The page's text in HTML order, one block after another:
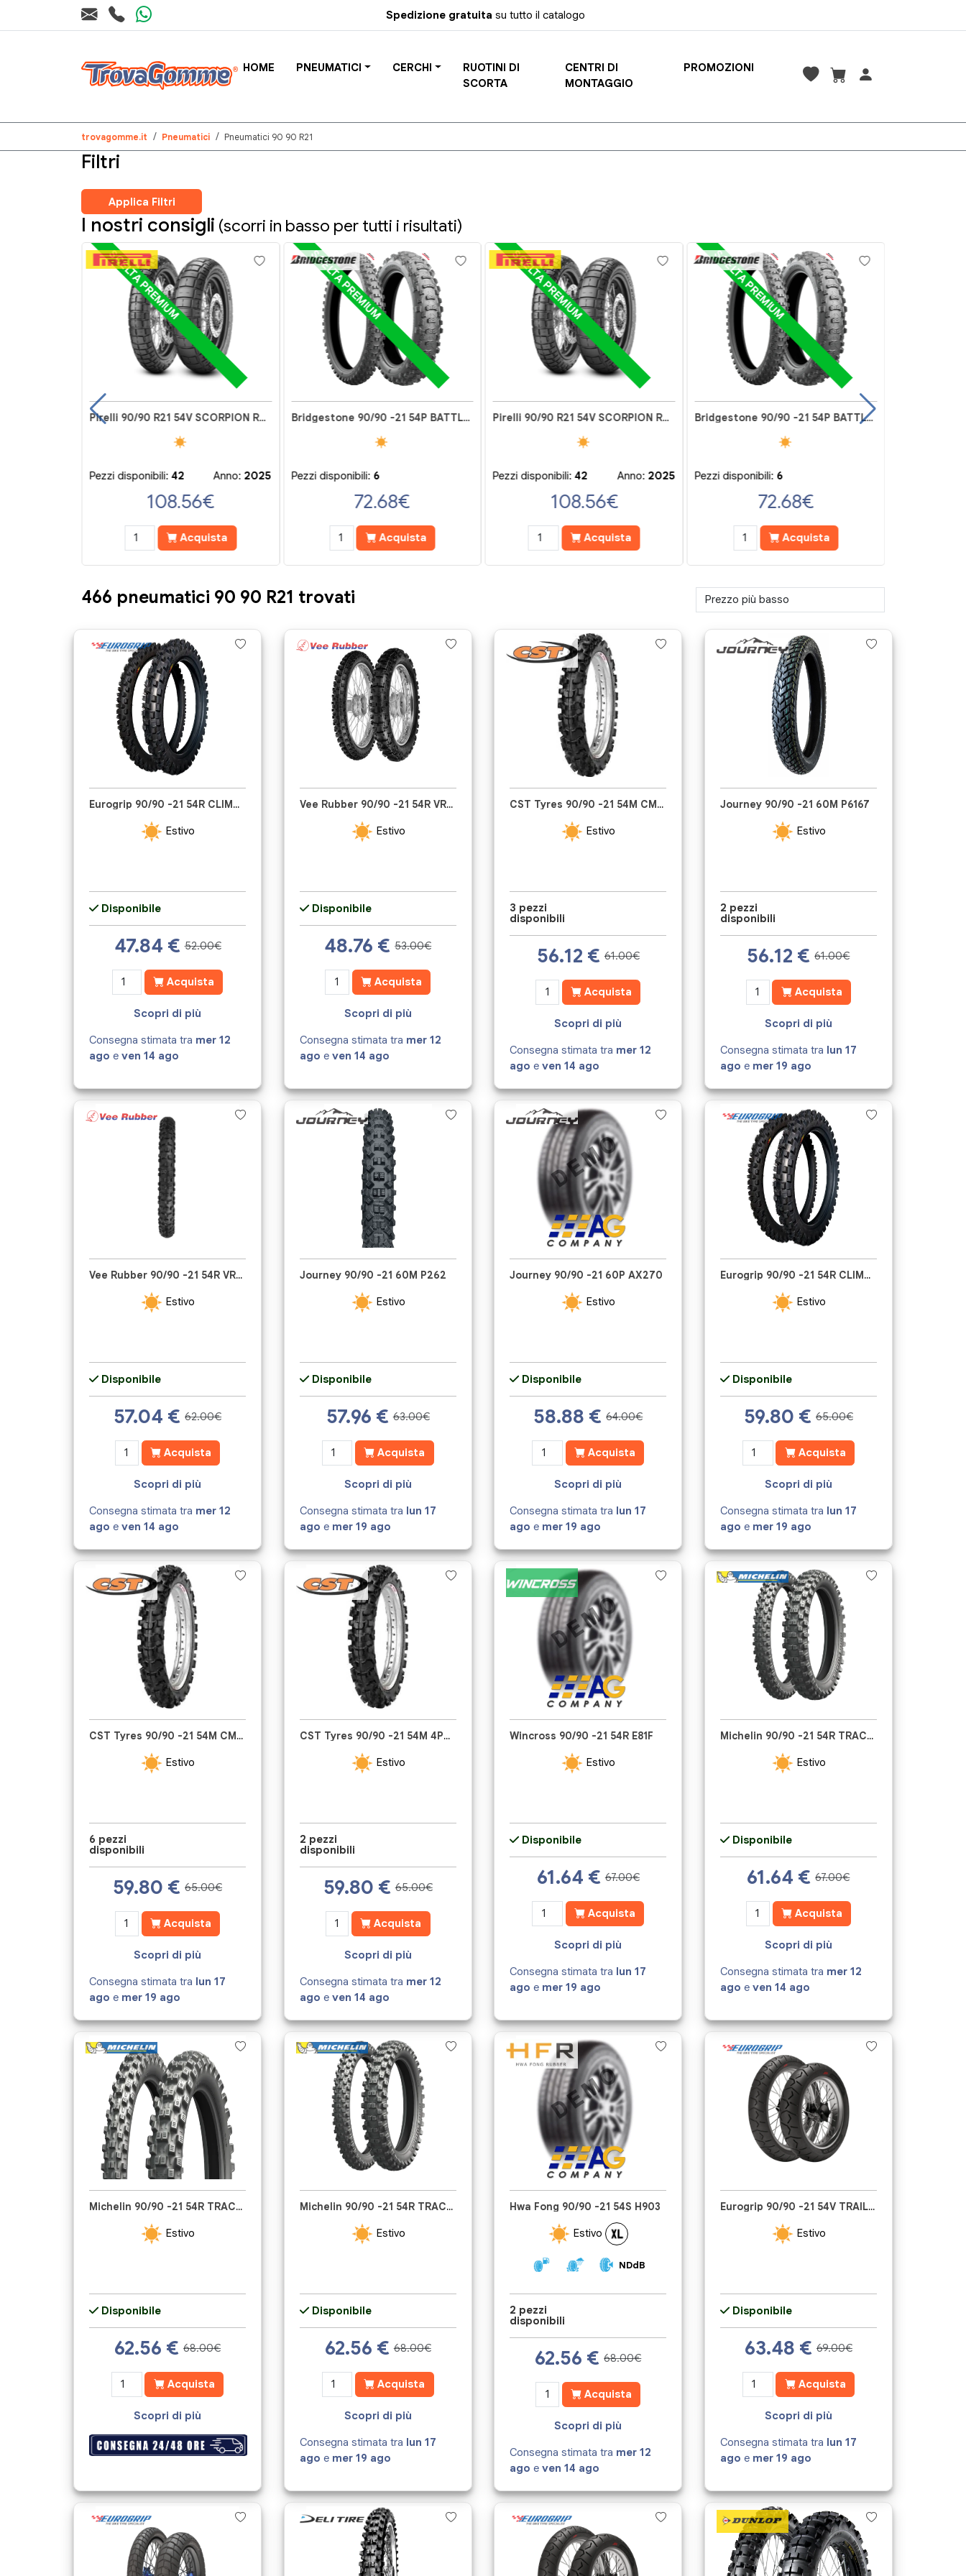
Spedizione gratuita su tutto il catalogo
HOME PNEUMATICI CERCHI
RUOTINI DI
SCORTA
CENTRI DI
MONTAGGIO
PROMOZIONI
trovagomme.it Pneumatici Pneumatici 90 90 R21
Filtri
Applica Filtri
I nostri consigli (scorri in basso per tutti i risultati)
SCELTA PREMIUM
Pirelli 90/90 R21 54V SCORPION RALLY STR
Pezzi disponibili:42 Anno: 2025
108.56€
Acquista
SCELTA PREMIUM
Bridgestone 90/90 -21 54P BATTLECROSS E50F
Pezzi disponibili: 6
72.68€
Acquista
SCELTA PREMIUM
Pirelli 90/90 R21 54V SCORPION RALLY STR
Pezzi disponibili:42 Anno: 2025
108.56€
Acquista
SCELTA PREMIUM
Bridgestone 90/90 -21 54P BATTLECROSS E50F
Pezzi disponibili: 6
72.68€
Acquista
466 pneumatici 90 90 R21 trovati
Eurogrip 90/90 -21 54R CLIMBER XC
Estivo
Disponibile
47.84 € 52.00€
Acquista
Scopri di più
Consegna stimata tra mer 12
ago even 14 ago
Vee Rubber 90/90 -21 54R VRM211
Estivo
Disponibile
48.76 € 53.00€
Acquista
Scopri di più
Consegna stimata tra mer 12
ago e ven 14 ago
CST Tyres 90/90 -21 54M CM723
Estivo
3 pezzi
disponibili
56.12 € 61.00€
Acquista
Scopri di più
Consegna stimata tra mer 12
ago even 14 ago
Journey 90/90 -21 60M P6167
Estivo
2 pezzi
disponibili
56.12 € 61.00€
Acquista
Scopri di più
Consegna stimata tra lun 17
ago e mer 19 ago
Vee Rubber 90/90 -21 54R VRM147
Estivo
Disponibile
57.04 € 62.00€
Acquista
Scopri di più
Consegna stimata tra mer 12
ago even 14 ago
Journey 90/90 -21 60M P262
Estivo
Disponibile
57.96 € 63.00€
Acquista
Scopri di più
Consegna stimata tra lun 17
ago e mer 19 ago
Journey 90/90 -21 60P AX270
Estivo
Disponibile
58.88 € 64.00€
Acquista
Scopri di più
Consegna stimata tra lun 17
ago e mer 19 ago
Eurogrip 90/90 -21 54R CLIMBER MST
Estivo
Disponibile
59.80 € 65.00€
Acquista
Scopri di più
Consegna stimata tra lun 17
ago e mer 19 ago
CST Tyres 90/90 -21 54M CM723
Estivo
6 pezzi
disponibili
59.80 € 65.00€
Acquista
Scopri di più
Consegna stimata tra lun 17
ago e mer 19 ago
CST Tyres 90/90 -21 54M 4PR CM723
Estivo
2 pezzi
disponibili
59.80 € 65.00€
Acquista
Scopri di più
Consegna stimata tra mer 12
ago e ven 14 ago
Wincross 90/90 -21 54R E81F
Estivo
Disponibile
61.64 € 67.00€
Acquista
Scopri di più
Consegna stimata tra lun 17
ago e mer 19 ago
Michelin 90/90 -21 54R TRACKER
Estivo
Disponibile
61.64 € 67.00€
Acquista
Scopri di più
Consegna stimata tra mer 12
ago even 14 ago
Michelin 90/90 -21 54R TRACKER
Estivo
Disponibile
62.56 € 68.00€
Acquista
Scopri di più
Michelin 90/90 -21 54R TRACKER
Estivo
Disponibile
62.56 € 68.00€
Acquista
Scopri di più
Consegna stimata tra lun 17
ago e mer 19 ago
Hwa Fong 90/90 -21 54S H903
Estivo
NDdB
2 pezzi
disponibili
62.56 € 68.00€
Acquista
Scopri di più
Consegna stimata tra mer 12
ago even 14 ago
Eurogrip 90/90 -21 54V TRAILHOUND STR
Estivo
Disponibile
63.48 € 69.00€
Acquista
Scopri di più
Consegna stimata tra lun 17
ago e mer 19 ago